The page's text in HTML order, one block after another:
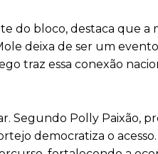
do bloco, destaca que
deixa de ser um
traz essa conexão
Segundo Polly Paixão,
democratiza o